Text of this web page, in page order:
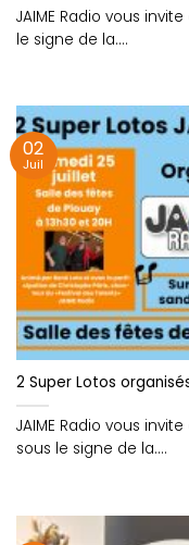
JAIME Radio vous
le signe de la....
2 Super Lotos
JAIME Radio vous
sous le signe de la....
02
Juil